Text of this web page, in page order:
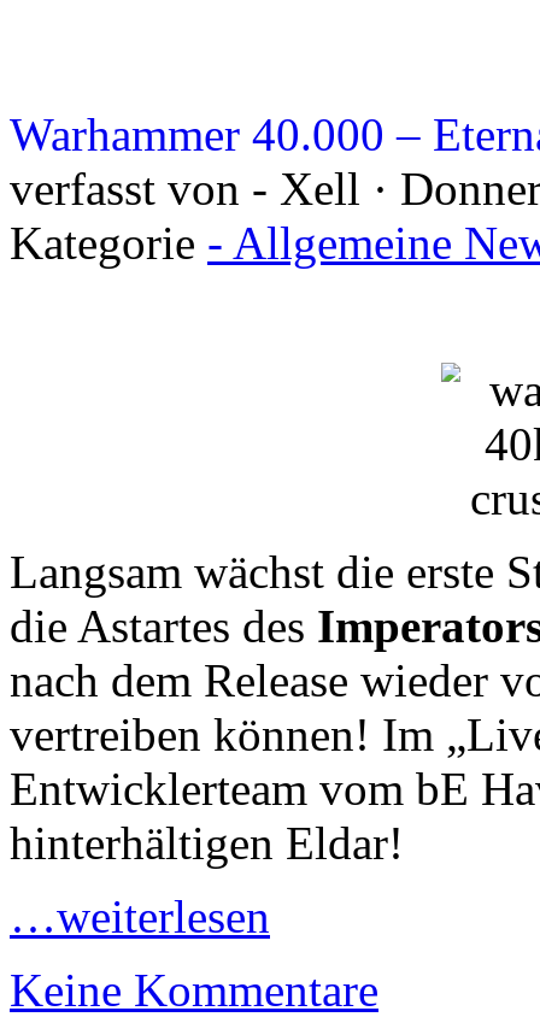
Warhammer 40.000 –
verfasst von - Xell ·
Kategorie - Allgemeine
Langsam wächst die erste
die Astartes des
nach dem Release wieder
vertreiben können! Im
Entwicklerteam vom bE
hinterhältigen Eldar!
…weiterlesen
Keine Kommentare